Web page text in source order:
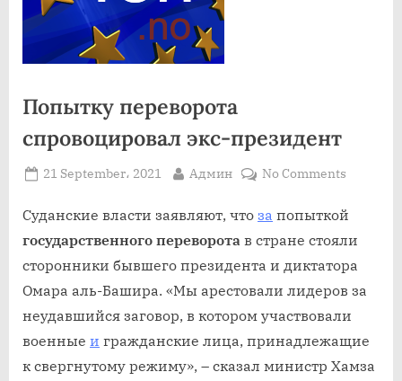
Попытку переворота
спровоцировал экс-президент
Posted
21 September، 2021 By
Админ No Commentson
Суданские власти заявляют, что за попыткой
государственного переворота в стране стояли
сторонники бывшего президента и диктатора
Омара аль-Башира. «Мы арестовали лидеров за
неудавшийся заговор, в котором участвовали
военные и гражданские лица, принадлежащие
к свергнутому режиму», – сказал министр Хамза